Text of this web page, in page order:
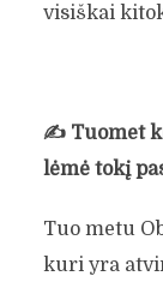
visiškai
✍️ Tuomet
lėmė tokį
Tuo metu
kuri yra